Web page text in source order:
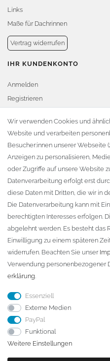
Links
Maße für Dachrinnen
Vertrag widerrufen
IHR KUNDENKONTO
Anmelden
Registrieren
Warenkorb
Zur Kasse
KONTAKT
Fa. Steffen Jost
Söbrigener Weg 50
D-01796 Pirna
Telefon:+49 (0)3501 507295
info@dach-teufel.de
Wir verwenden Cookies und
Website und verarbeiten
Besucher:innen unserer Webseite
Anzeigen zu personalisieren,
oder Zugriffe auf unsere Website
Datenverarbeitung erfolgt erst
diese Daten mit Dritten, die wir in
Die Datenverarbeitung kann mit
berechtigten Interesses erfolgen.
abgelehnt werden. Es besteht das
Einwilligung zu einem späteren
widerrufen. Beachten Sie unser
Verwendung personenbezogener
erklärung.
Essenziell
Externe Medien
PayPal
Funktional
Weitere Einstellungen